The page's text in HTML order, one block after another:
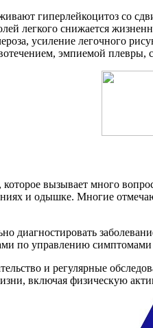
гиперлейкоцитоз со
снижается
усиление легочного
эмпиемой
которое вызывает много
и одышке. Многие
диагностировать
по управлению
и регулярные
включая физическую